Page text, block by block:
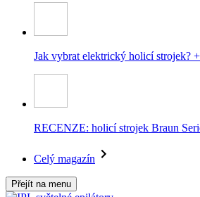
Jak vybrat elektrický holicí strojek?
RECENZE: holicí strojek Braun
Celý magazín
Přejít na menu